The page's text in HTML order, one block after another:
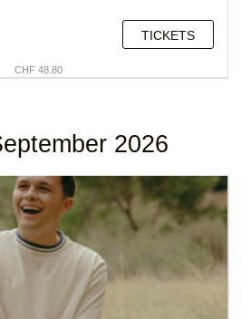
TICKETS
CHF 48.80
2026